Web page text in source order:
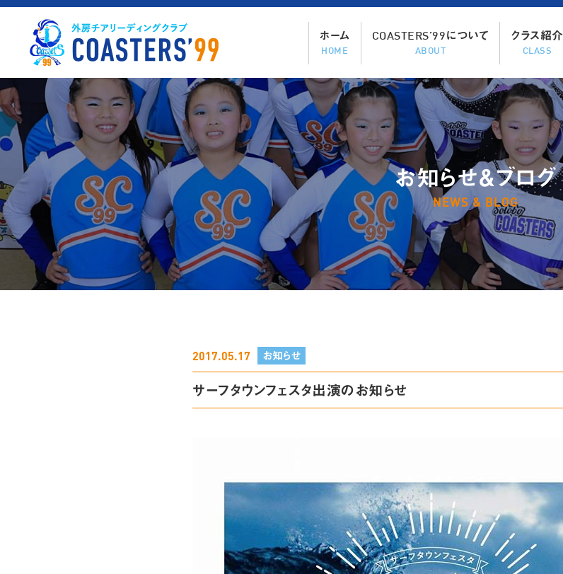
ン
ツ
へ
ス
ッ
プ
ホーム
HOME
COASTERS’99について
ABOUT
クラス紹介
CLASS
お知らせ＆ブログ
NEWS & BLOG
2017.05.17 お知らせ
サーフタウンフェスタ出演のお知らせ